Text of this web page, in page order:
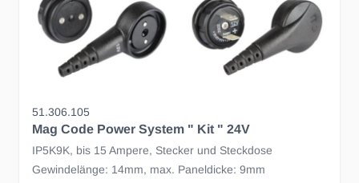
51.306.105
Mag Code Power System " Kit " 24V
IP5K9K, bis 15 Ampere, Stecker und Steckdose
Gewindelänge: 14mm, max. Paneldicke: 9mm